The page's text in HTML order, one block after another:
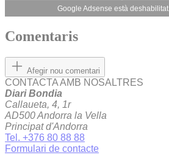
Google Adsense està deshabilitat.
Comentaris
Afegir nou comentari
CONTACTA AMB NOSALTRES
Diari Bondia
Callaueta, 4, 1r
AD500 Andorra la Vella
Principat d'Andorra
Tel. +376 80 88 88
Formulari de contacte